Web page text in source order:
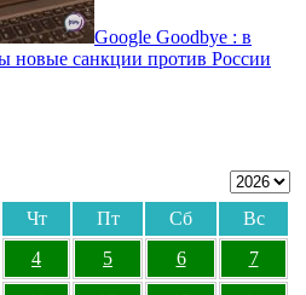
Google Goodbye : в
новые санкции против России
Чт Пт Сб
Вс
4 5 6 7